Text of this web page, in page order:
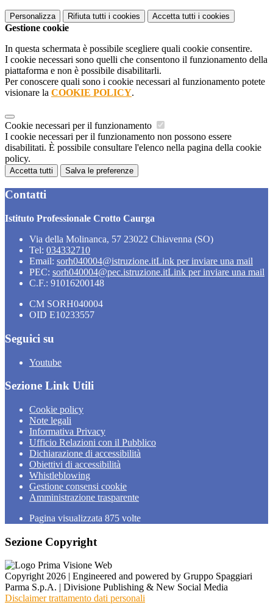
Personalizza Rifiuta tutti i cookies Accetta tutti i cookies
Gestione cookie
In questa schermata è possibile scegliere quali cookie consentire.
I cookie necessari sono quelli che consentono il funzionamento della
piattaforma e non è possibile disabilitarli.
Per conoscere quali sono i cookie necessari al funzionamento potete
visionare la COOKIE POLICY.
Cookie necessari per il funzionamento
I cookie necessari per il funzionamento non possono essere
disabilitati. È possibile consultare l'elenco nella pagina della cookie
policy.
Accetta tutti Salva le preferenze
Contatti
Istituto Professionale Crotto Caurga
Via della Molinanca, 57 23022 Chiavenna (SO)
Tel: 034332710
Email: sorh040004@istruzione.itLink per inviare una mail
PEC: sorh040004@pec.istruzione.itLink per inviare una mail
C.F.: 91016200148
CM SORH040004
OID E10233557
Seguici su
Youtube
Sezione Link Utili
Cookie policy
Note legali
Informativa Privacy
Ufficio Relazioni con il Pubblico
Dichiarazione di accessibilità
Obiettivi di accessibilità
Whistleblowing
Gestione consensi cookie
Amministrazione trasparente
Pagina visualizzata 875 volte
Sezione Copyright
Copyright 2026 | Engineered and powered by Gruppo Spaggiari
Parma S.p.A. | Divisione Publishing & New Social Media
Disclaimer trattamento dati personali